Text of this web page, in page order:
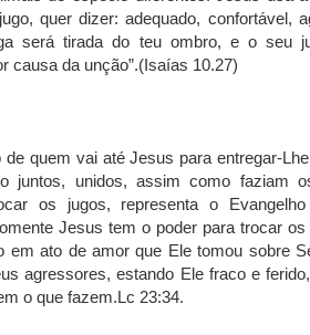
quer dizer: adequado, confortável,
será tirada do teu ombro, e o seu
causa da unção”.(Isaías 10.27)
quem vai até Jesus para entregar-
juntos, unidos, assim como faziam
os jugos, representa o
Jesus tem o poder para trocar
em ato de amor que Ele tomou sobre
agressores, estando Ele fraco e
o que fazem.Lc 23:34.